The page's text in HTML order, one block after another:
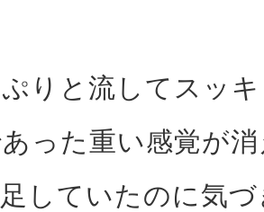
りと流してスッ
った重い感覚が
していたのに気